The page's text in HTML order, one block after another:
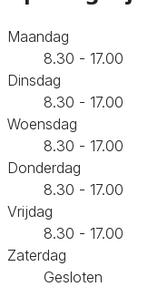
Maandag
8.30 - 17.00
Dinsdag
8.30 - 17.00
Woensdag
8.30 - 17.00
Donderdag
8.30 - 17.00
Vrijdag
8.30 - 17.00
Zaterdag
Gesloten